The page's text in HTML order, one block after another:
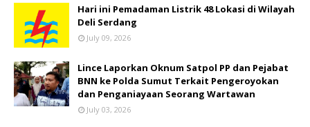
Hari ini Pemadaman Listrik 48 Lokasi di Wilayah
Deli Serdang
July 09, 2026
Lince Laporkan Oknum Satpol PP dan Pejabat
BNN ke Polda Sumut Terkait Pengeroyokan
dan Penganiayaan Seorang Wartawan
July 03, 2026